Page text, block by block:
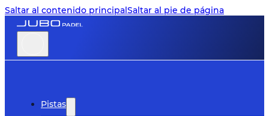
Saltar al contenido principalSaltar al pie de página
Pistas